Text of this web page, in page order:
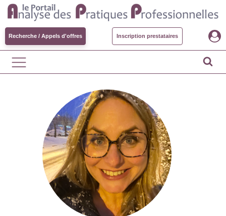
Recherche / Appels d'offres Inscription prestataires